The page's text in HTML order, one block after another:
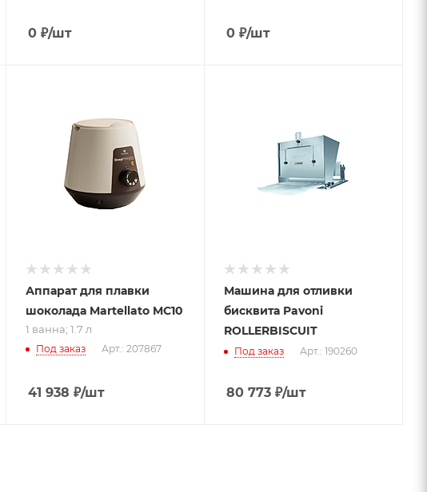
0₽/шт 0₽/шт
Аппарат для плавки
шоколада Martellato MC10
1 ванна; 1.7 л
Под заказ Арт.: 207867
41 938 ₽/шт
Машина для отливки
бисквита Pavoni
ROLLERBISCUIT
Под заказ Арт.: 190260
80 773₽/шт